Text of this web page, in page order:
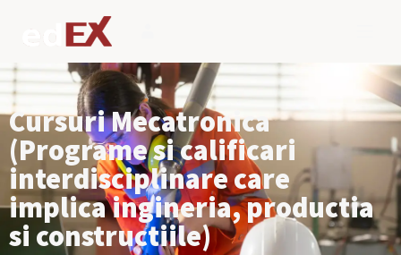
Cursuri Mecatronica
(Programe si calificari
interdisciplinare care
implica ingineria, productia
si constructiile)